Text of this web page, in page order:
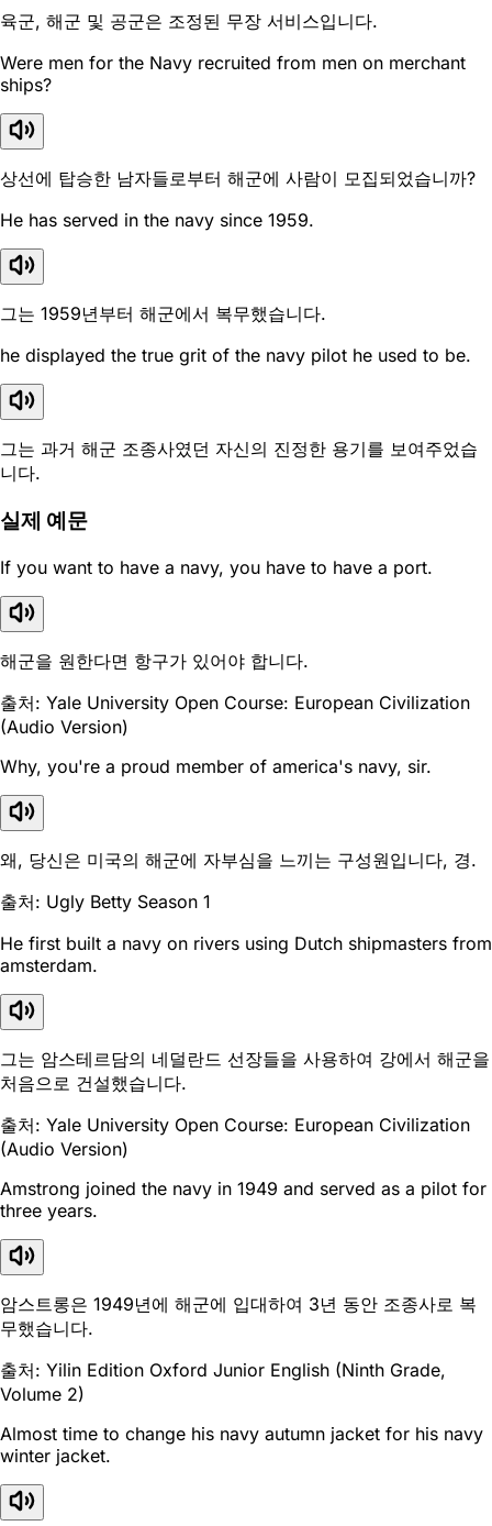
육군, 해군 및 공군은 조정된 무장 서비스입니다.
Were men for the Navy recruited from men on merchant
ships?
상선에 탑승한 남자들로부터 해군에 사람이 모집되었습니까?
He has served in the navy since 1959.
그는 1959년부터 해군에서 복무했습니다.
he displayed the true grit of the navy pilot he used to be.
그는 과거 해군 조종사였던 자신의 진정한 용기를 보여주었습
니다.
실제 예문
If you want to have a navy, you have to have a port.
해군을 원한다면 항구가 있어야 합니다.
출처: Yale University Open Course: European Civilization
(Audio Version)
Why, you're a proud member of america's navy, sir.
왜, 당신은 미국의 해군에 자부심을 느끼는 구성원입니다, 경.
출처: Ugly Betty Season 1
He first built a navy on rivers using Dutch shipmasters from
amsterdam.
그는 암스테르담의 네덜란드 선장들을 사용하여 강에서 해군을
처음으로 건설했습니다.
출처: Yale University Open Course: European Civilization
(Audio Version)
Amstrong joined the navy in 1949 and served as a pilot for
three years.
암스트롱은 1949년에 해군에 입대하여 3년 동안 조종사로 복
무했습니다.
출처: Yilin Edition Oxford Junior English (Ninth Grade,
Volume 2)
Almost time to change his navy autumn jacket for his navy
winter jacket.